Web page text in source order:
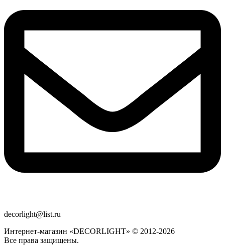
decorlight@list.ru
Интернет-магазин «DECORLIGHT» © 2012-2026
Все права защищены.